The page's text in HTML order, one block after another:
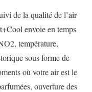
de la qualité de l’air
envoie en temps
température,
sous forme de
où votre air est le
ouverture des